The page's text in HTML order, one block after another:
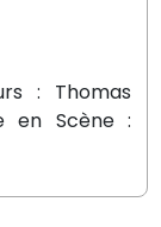
: Thomas
en Scène :